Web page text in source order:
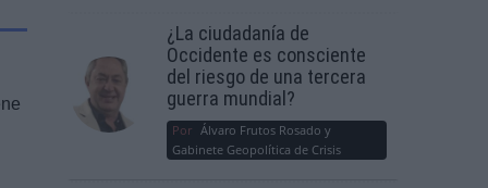
¿La ciudadanía de
Occidente es consciente
del riesgo de una tercera
guerra mundial?
Por Álvaro Frutos Rosado y
Gabinete Geopolítica de Crisis